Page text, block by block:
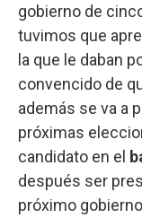
gobierno de
tuvimos que
la que le daban
convencido de
además se va a
próximas
candidato en el
después ser
próximo